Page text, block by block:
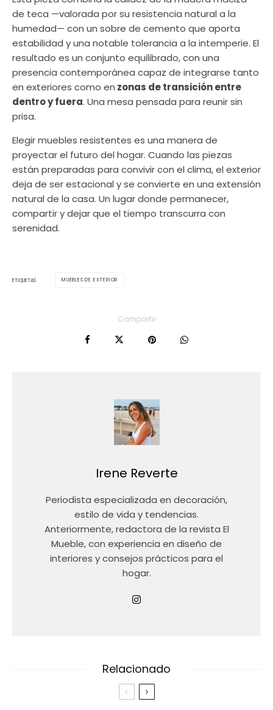
de teca —valorada por su resistencia natural a la
humedad— con un sobre de cemento que aporta
estabilidad y una notable tolerancia a la intemperie. El
resultado es un conjunto equilibrado, con una
presencia contemporánea capaz de integrarse tanto
en exteriores como en zonas de transición entre
dentro y fuera. Una mesa pensada para reunir sin
prisa.
Elegir muebles resistentes es una manera de
proyectar el futuro del hogar. Cuando las piezas
están preparadas para convivir con el clima, el exterior
deja de ser estacional y se convierte en una extensión
natural de la casa. Un lugar donde permanecer,
compartir y dejar que el tiempo transcurra con
serenidad.
ETIQUETAS MUEBLES DE EXTERIOR
Compartir
Irene Reverte
Periodista especializada en decoración,
estilo de vida y tendencias.
Anteriormente, redactora de la revista El
Mueble, con experiencia en diseño de
interiores y consejos prácticos para el
hogar.
Relacionado